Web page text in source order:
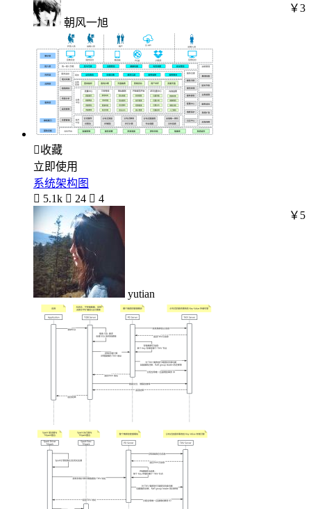
朝风一旭
￥3
收藏
立即使用
系统架构图
 5.1k  24  4
yutian
￥5